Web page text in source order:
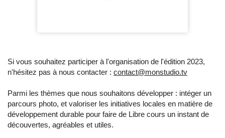
Si vous souhaitez participer à l'organisation de l'édition 2023,
n'hésitez pas à nous contacter : contact@monstudio.tv
Parmi les thèmes que nous souhaitons développer : intéger un
parcours photo, et valoriser les initiatives locales en matière de
développement durable pour faire de Libre cours un instant de
découvertes, agréables et utiles.